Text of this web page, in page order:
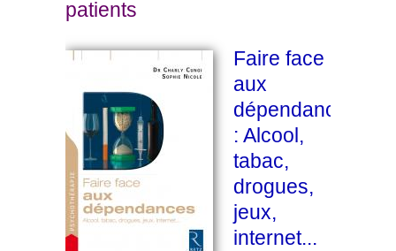
patients
Faire face
aux
dépendances
: Alcool,
tabac,
drogues,
jeux,
internet...